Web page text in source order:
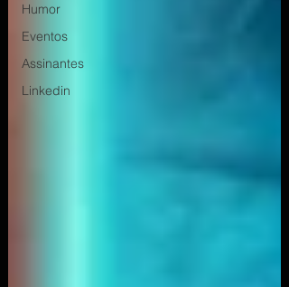
Humor
Eventos
Assinantes
Linkedin